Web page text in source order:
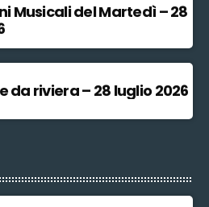
Musicali del Martedì – 28
da riviera – 28 luglio 2026